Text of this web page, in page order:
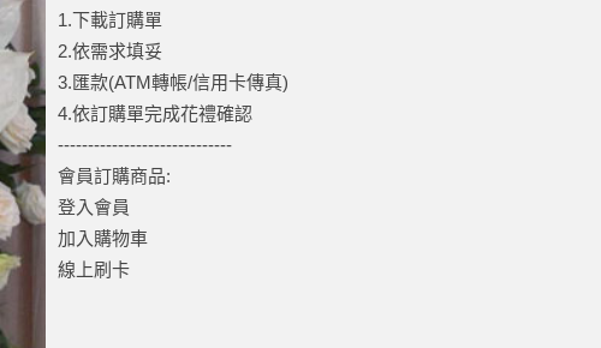
1.下載訂購單
2.依需求填妥
3.匯款(ATM轉帳/信用卡傳真)
4.依訂購單完成花禮確認
-----------------------------
會員訂購商品:
登入會員
加入購物車
線上刷卡